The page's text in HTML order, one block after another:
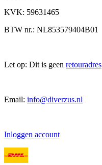
KVK: 59631465
BTW nr.: NL853579404B01
Let op: Dit is geen retouradres
Email: info@diverzus.nl
Inloggen account